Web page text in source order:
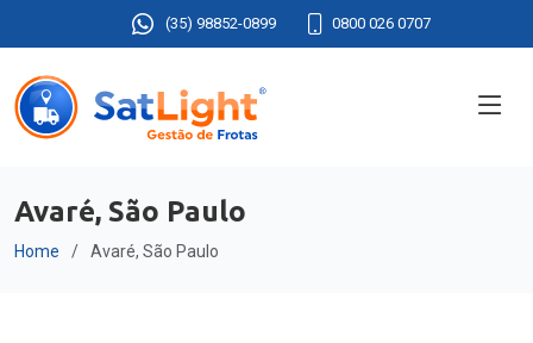
(35) 98852-0899 0800 026 0707
Avaré, São Paulo
Home Avaré, São Paulo